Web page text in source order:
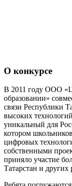
О конкурсе
В 2011 году ООО
образовании»
связи Республики
высоких
уникальный для
котором
цифровых
собственными
приняло участие
Татарстан и